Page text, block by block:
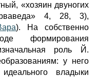
«хозяин двуногих
4, 28, 3),
). На собственно
формирования
роль Й.
у него
владыки